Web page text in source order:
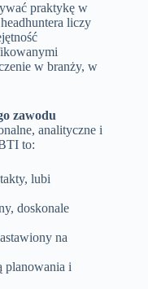
praktykę w
liczy
w branży, w
zawodu
analityczne i
to:
lubi
doskonale
na
planowania i